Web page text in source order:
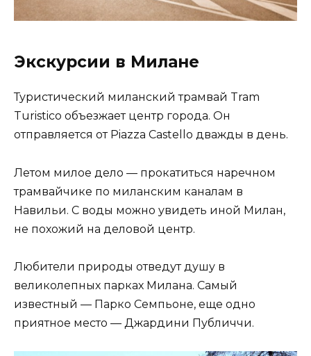
Экскурсии в Милане
Туристический миланский трамвай Tram
Turistico объезжает центр города. Он
отправляется от Piazza Castello дважды в день.
Летом милое дело — прокатиться наречном
трамвайчике по миланским каналам в
Навильи. С воды можно увидеть иной Милан,
не похожий на деловой центр.
Любители природы отведут душу в
великолепных парках Милана. Самый
известный — Парко Семпьоне, еще одно
приятное место — Джардини Публиччи.